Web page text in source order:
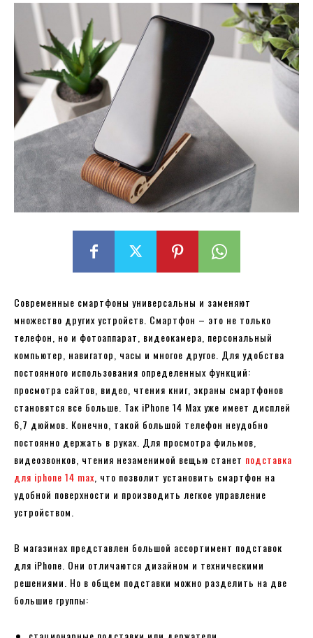
Современные смартфоны универсальны и заменяют
множество других устройств. Смартфон – это не только
телефон, но и фотоаппарат, видеокамера, персональный
компьютер, навигатор, часы и многое другое. Для удобства
постоянного использования определенных функций:
просмотра сайтов, видео, чтения книг, экраны смартфонов
становятся все больше. Так iPhone 14 Max уже имеет дисплей
6,7 дюймов. Конечно, такой большой телефон неудобно
постоянно держать в руках. Для просмотра фильмов,
видеозвонков, чтения незаменимой вещью станет подставка
для iphone 14 max , что позволит установить смартфон на
удобной поверхности и производить легкое управление
устройством.
В магазинах представлен большой ассортимент подставок
для iPhone. Они отличаются дизайном и техническими
решениями. Но в общем подставки можно разделить на две
большие группы: